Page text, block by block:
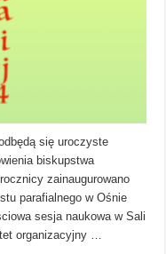
się uroczyste
biskupstwa
zainaugurowano
parafialnego w Ośnie
sesja naukowa w Sali
organizacyjny …